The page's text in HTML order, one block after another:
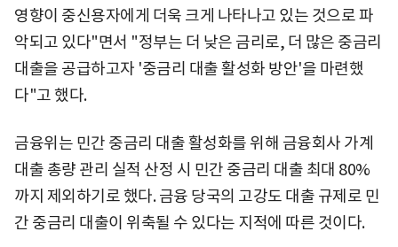
영향이 중신용자에게 더욱 크게 나타나고 있는 것으로 파
악되고 있다"면서 "정부는 더 낮은 금리로, 더 많은 중금리
대출을 공급하고자 '중금리 대출 활성화 방안'을 마련했
다"고 했다.
금융위는 민간 중금리 대출 활성화를 위해 금융회사 가계
대출 총량 관리 실적 산정 시 민간 중금리 대출 최대 80%
까지 제외하기로 했다. 금융 당국의 고강도 대출 규제로 민
간 중금리 대출이 위축될 수 있다는 지적에 따른 것이다.